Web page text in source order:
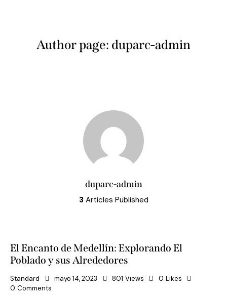
Author page: duparc-admin
duparc-admin
3 Articles Published
El Encanto de Medellín: Explorando El
Poblado y sus Alrededores
Standard mayo 14, 2023 801 Views 0 Likes
0 Comments